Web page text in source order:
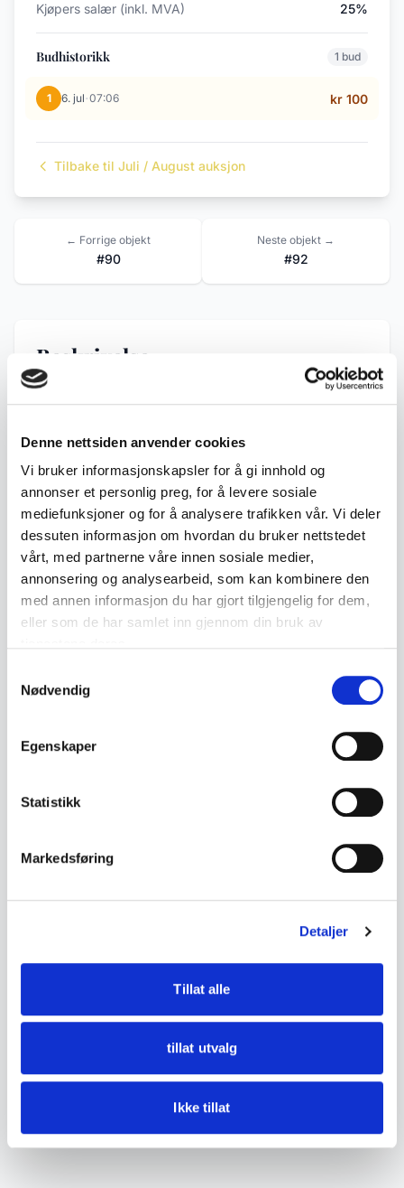
Denne nettsiden anvender cookies
Vi bruker informasjonskapsler for å gi innhold og
annonser et personlig preg, for å levere sosiale
mediefunksjoner og for å analysere trafikken vår. Vi deler
dessuten informasjon om hvordan du bruker nettstedet
vårt, med partnerne våre innen sosiale medier,
annonsering og analysearbeid, som kan kombinere den
med annen informasjon du har gjort tilgjengelig for dem,
eller som de har samlet inn gjennom din bruk av
Nødvendig
Egenskaper
Statistikk
Markedsføring
Detaljer
Tillat alle
tillat utvalg
Ikke tillat
Kjøpers salær (inkl. MVA)
25%
Budhistorikk 1 bud
1 6. jul·07:06 kr 100
Tilbake til Juli / August auksjon
← Forrige objekt
#90
Neste objekt →
#92
Beskrivelse
• Dreid treskål på fot
• Fremstår som masurbjørk
• Naturlige kvister og struktur i treet
• Lys utførelse med dekorativ årringtegning
• Håndverksmessig utført
• Ukjent alder
- Høyde ca. 5,2 cm
• Tilstand:
sprekker, kvister og ujevnheter i treverket som